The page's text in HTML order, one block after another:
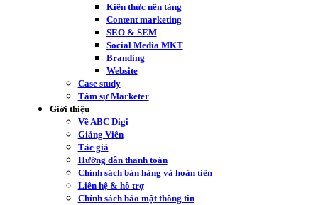
Kiến thức nền tảng
Content marketing
SEO & SEM
Social Media MKT
Branding
Website
Case study
Tâm sự Marketer
Giới thiệu
Về ABC Digi
Giảng Viên
Tác giả
Hướng dẫn thanh toán
Chính sách bán hàng và hoàn tiền
Liên hệ & hỗ trợ
Chính sách bảo mật thông tin